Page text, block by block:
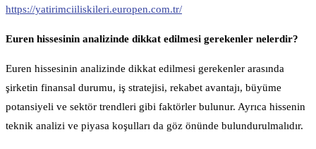
https://yatirimciiliskileri.europen.com.tr/
Euren hissesinin analizinde dikkat edilmesi gerekenler nelerdir?
Euren hissesinin analizinde dikkat edilmesi gerekenler arasında
şirketin finansal durumu, iş stratejisi, rekabet avantajı, büyüme
potansiyeli ve sektör trendleri gibi faktörler bulunur. Ayrıca hissenin
teknik analizi ve piyasa koşulları da göz önünde bulundurulmalıdır.